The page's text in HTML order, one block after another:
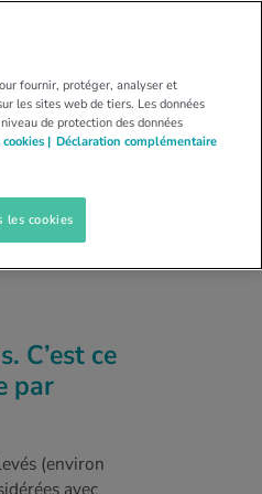
perdue.
de
C’est ce
par
(environ
fournir, protéger, analyser et
les sites web de tiers. Les données
de protection des données
| Déclaration complémentaire
les cookies